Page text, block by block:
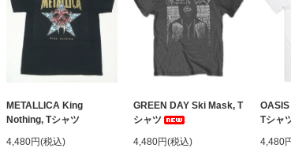
METALLICA King
Nothing, Tシャツ
4,480円(税込)
GREEN DAY Ski Mask, T
シャツ
4,480円(税込)
Tシャ
4,480